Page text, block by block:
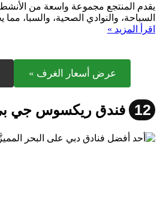
يقدم المنتجع مجموعة واسعة من
السباحة، والنوادي الصحية، والسبا،
اقرأ المزيد »
عرض أسعار الغرف »
12 فندق ريكسوس جي